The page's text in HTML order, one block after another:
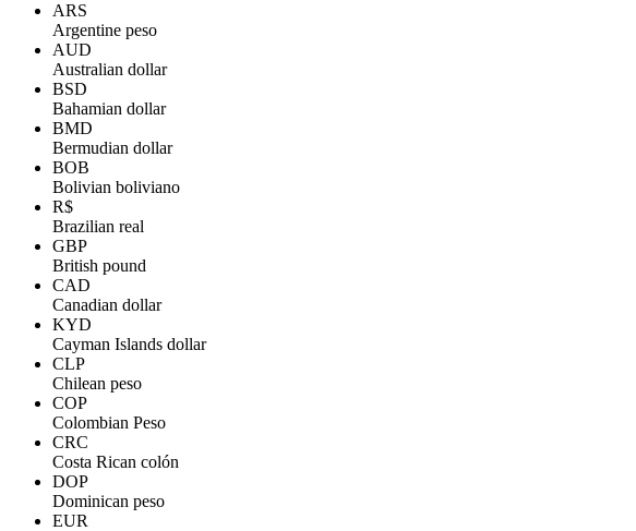
ARS
Argentine peso
AUD
Australian dollar
BSD
Bahamian dollar
BMD
Bermudian dollar
BOB
Bolivian boliviano
R$
Brazilian real
GBP
British pound
CAD
Canadian dollar
KYD
Cayman Islands dollar
CLP
Chilean peso
COP
Colombian Peso
CRC
Costa Rican colón
DOP
Dominican peso
EUR